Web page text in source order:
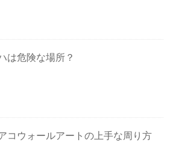
は危険な場所？
コウォールアートの上手な周り方